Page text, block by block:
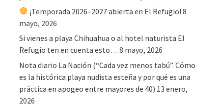
¡Temporada 2026–2027 abierta en El Refugio! 8
mayo, 2026
Si vienes a playa Chihuahua o al hotel naturista El
Refugio ten en cuenta esto… 8 mayo, 2026
Nota diario La Nación (“Cada vez menos tabú”. Cómo
es la histórica playa nudista esteña y por qué es una
práctica en apogeo entre mayores de 40) 13 enero,
2026